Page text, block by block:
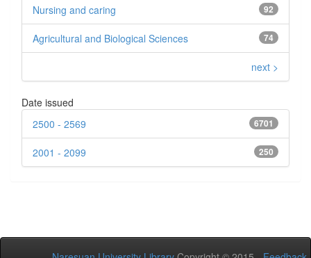
92
Nursing and caring
74
Agricultural and Biological Sciences
next >
Date issued
6701
2500 - 2569
250
2001 - 2099